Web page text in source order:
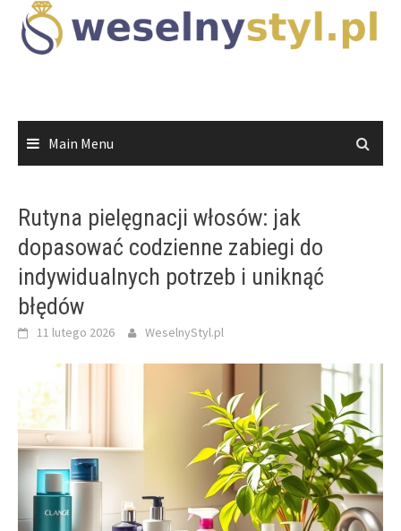
content
Main Menu
Rutyna pielęgnacji włosów: jak
dopasować codzienne zabiegi do
indywidualnych potrzeb i uniknąć
błędów
11 lutego 2026 WeselnyStyl.pl